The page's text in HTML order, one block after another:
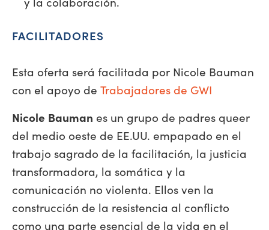
FACILITADORES
Esta oferta será facilitada por Nicole Bauman
con el apoyo de Trabajadores de GWI
Nicole Bauman es un grupo de padres queer
del medio oeste de EE.UU. empapado en el
trabajo sagrado de la facilitación, la justicia
transformadora, la somática y la
comunicación no violenta. Ellos ven la
construcción de la resistencia al conflicto
como una parte esencial de la vida en el